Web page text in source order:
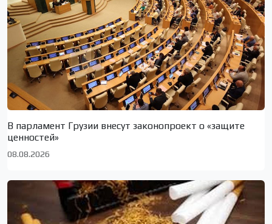
В парламент Грузии внесут законопроект о «защите
ценностей»
08.08.2026